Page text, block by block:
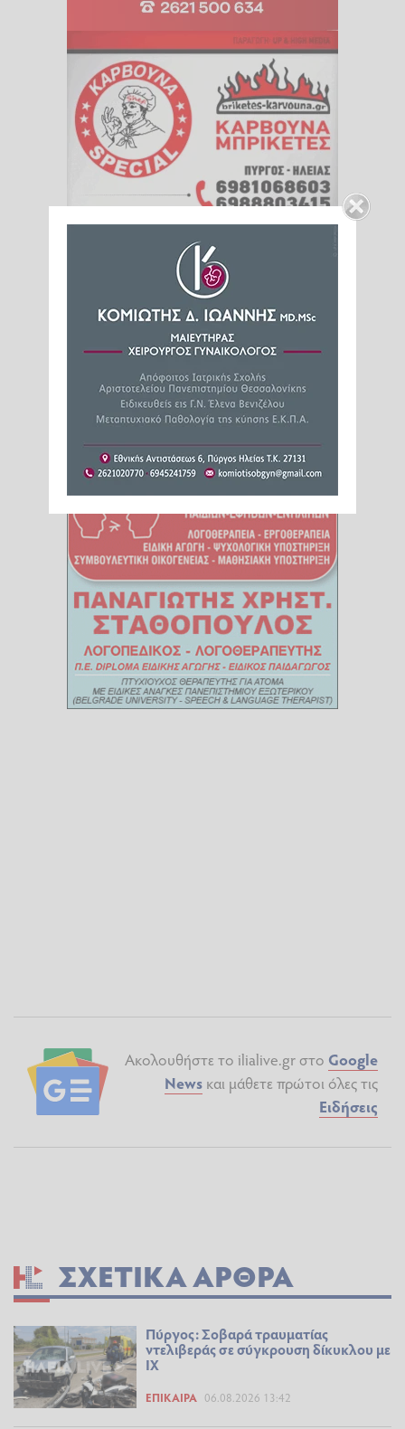
Ακολουθήστε το ilialive.gr στο Google
News και μάθετε πρώτοι όλες τις
Ειδήσεις
ΣΧΕΤΙΚΆ ΆΡΘΡΑ
Πύργος: Σοβαρά τραυματίας
ντελιβεράς σε σύγκρουση δίκυκλου με
ΙΧ
ΕΠΊΚΑΙΡΑ 06.08.2026 13:42